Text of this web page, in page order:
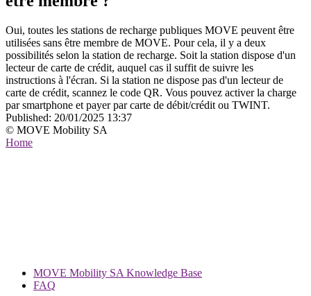
Oui, toutes les stations de recharge publiques MOVE peuvent être
utilisées sans être membre de MOVE. Pour cela, il y a deux
possibilités selon la station de recharge. Soit la station dispose d'un
lecteur de carte de crédit, auquel cas il suffit de suivre les
instructions à l'écran. Si la station ne dispose pas d'un lecteur de
carte de crédit, scannez le code QR. Vous pouvez activer la charge
par smartphone et payer par carte de débit/crédit ou TWINT.
Published: 20/01/2025 13:37
© MOVE Mobility SA
Home
MOVE Mobility SA Knowledge Base
FAQ